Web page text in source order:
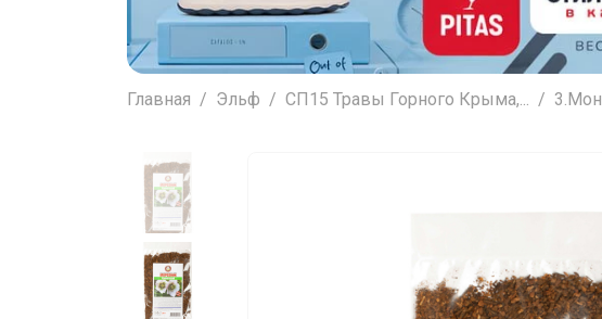
Главная Эльф СП15 Травы Горного Крыма,...